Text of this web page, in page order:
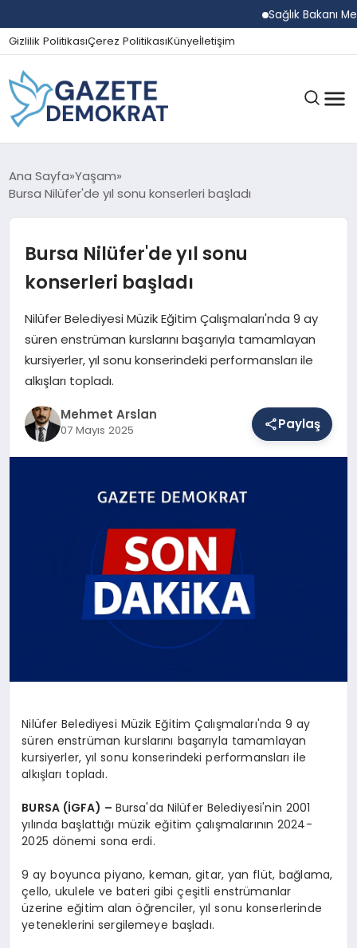
Sağlık Bakanı
Gizlilik PolitikasıÇerez PolitikasıKünyeİletişim
GÜNDEM
SPOR
SAĞLIK
Ana Sayfa Yaşam
Bursa Nilüfer'de yıl sonu konserleri başladı
Bursa Nilüfer'de yıl sonu
konserleri başladı
Nilüfer Belediyesi Müzik Eğitim Çalışmaları'nda 9 ay
süren enstrüman kurslarını başarıyla tamamlayan
kursiyerler, yıl sonu konserindeki performansları ile
alkışları topladı.
Mehmet Arslan
07 Mayıs 2025 Paylaş
Nilüfer Belediyesi Müzik Eğitim Çalışmaları'nda 9 ay
süren enstrüman kurslarını başarıyla tamamlayan
kursiyerler, yıl sonu konserindeki performansları ile
alkışları topladı.
BURSA (İGFA) – Bursa'da Nilüfer Belediyesi'nin 2001
yılında başlattığı müzik eğitim çalışmalarının 2024-
2025 dönemi sona erdi.
9 ay boyunca piyano, keman, gitar, yan flüt, bağlama,
çello, ukulele ve bateri gibi çeşitli enstrümanlar
üzerine eğitim alan öğrenciler, yıl sonu konserlerinde
yeteneklerini sergilemeye başladı.